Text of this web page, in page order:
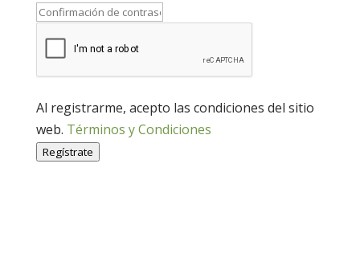
Al registrarme, acepto las condiciones del sitio
web. Términos y Condiciones
Regístrate